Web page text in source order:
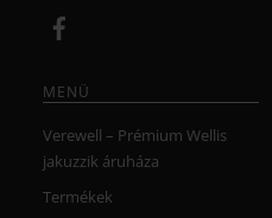
MENÜ
Verewell – Prémium Wellis
jakuzzik áruháza
Termékek